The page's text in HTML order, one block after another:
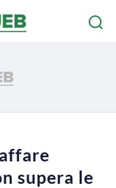
supera le